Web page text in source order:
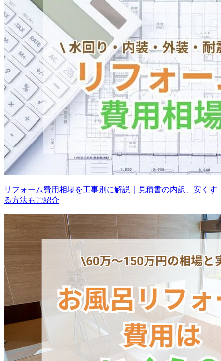
リフォーム費用相場を工事別に解説｜見積書の内訳、安くす
る方法もご紹介